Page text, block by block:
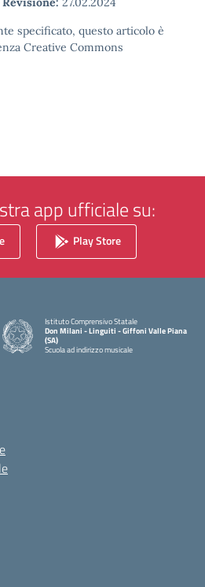
specificato, questo articolo è
Creative Commons
app ufficiale su:
Play Store
Istituto Comprensivo Statale
Don Milani - Linguiti - Giffoni Valle Piana
(SA)
Scuola ad indirizzo musicale